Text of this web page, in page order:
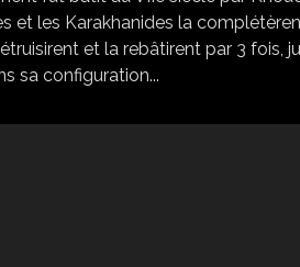
et les Karakhanides la
et la rebâtirent par 3 fois,
sa configuration...